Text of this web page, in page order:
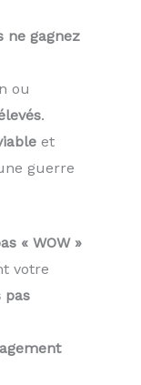
ne gagnez
ou
.
et
guerre
« WOW »
votre
pas